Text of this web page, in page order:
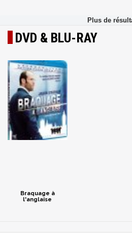
DVD & BLU-RAY
Braquage à
l'anglaise